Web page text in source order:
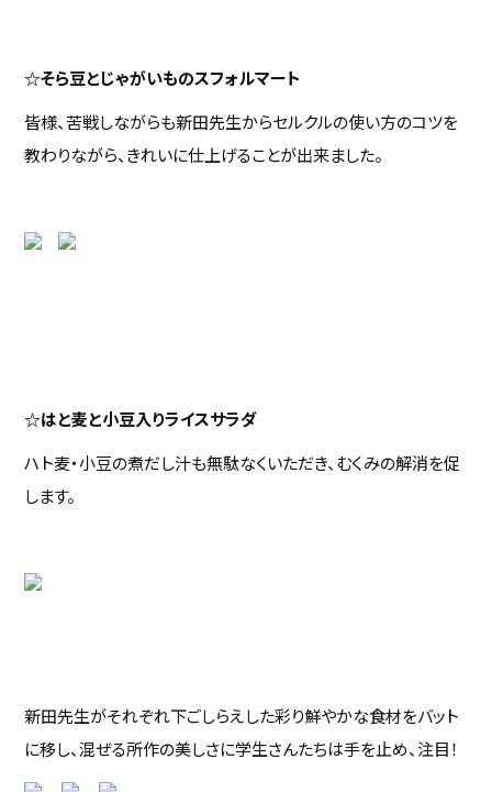
☆そら豆とじゃがいものスフォルマート
皆様、苦戦しながらも新田先生からセルクルの使い方のコツを
教わりながら、きれいに仕上げることが出来ました。
☆はと麦と小豆入りライスサラダ
ハト麦・小豆の煮だし汁も無駄なくいただき、むくみの解消を促
します。
新田先生がそれぞれ下ごしらえした彩り鮮やかな食材をバット
に移し、混ぜる所作の美しさに学生さんたちは手を止め、注目！